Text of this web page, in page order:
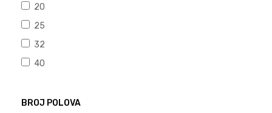
20
25
32
40
BROJ POLOVA